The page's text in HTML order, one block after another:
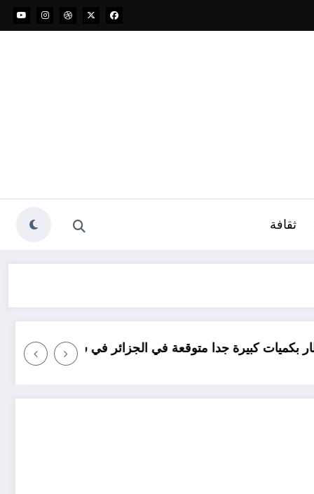
ثقافة
جدا متوقعة في الجزائر في شهري سبتمبر و أكتوبر .. توقعات مناخ
كرة القدم جنون